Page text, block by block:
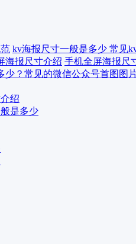
kv海报尺寸一般是多少 常见
手机全屏海报尺
绍
是多少